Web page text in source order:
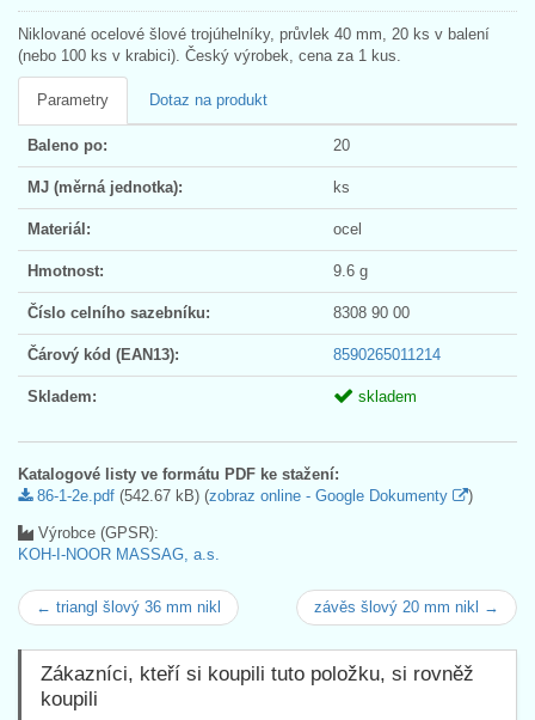
Niklované ocelové šlové trojúhelníky, průvlek 40 mm, 20 ks v balení
(nebo 100 ks v krabici). Český výrobek, cena za 1 kus.
Parametry Dotaz na produkt
Baleno po: 20
MJ (měrná jednotka): ks
Materiál: ocel
Hmotnost: 9.6 g
Číslo celního sazebníku: 8308 90 00
Čárový kód (EAN13): 8590265011214
Skladem: skladem
Katalogové listy ve formátu PDF ke stažení:
86-1-2e.pdf (542.67 kB) (zobraz online - Google Dokumenty )
Výrobce (GPSR):
KOH-I-NOOR MASSAG, a.s.
← triangl šlový 36 mm nikl závěs šlový 20 mm nikl →
Zákazníci, kteří si koupili tuto položku, si rovněž
koupili